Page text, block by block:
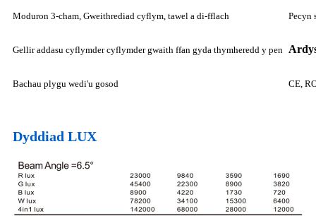
Moduron 3-cham, Gweithrediad cyflym, tawel a di-fflach Pecyn
Gellir addasu cyflymder cyflymder gwaith ffan gyda thymheredd y pen
Bachau plygu wedi'u gosod CE,
Dyddiad LUX